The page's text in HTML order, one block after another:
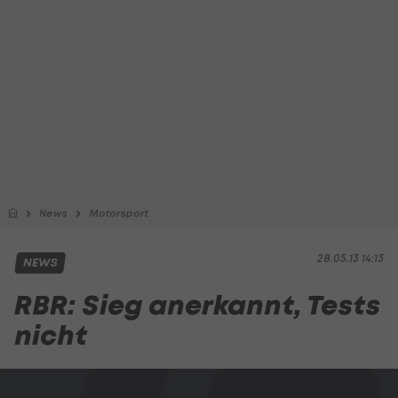
News Motorsport
28.05.13 14:13
NEWS
RBR: Sieg anerkannt, Tests
nicht